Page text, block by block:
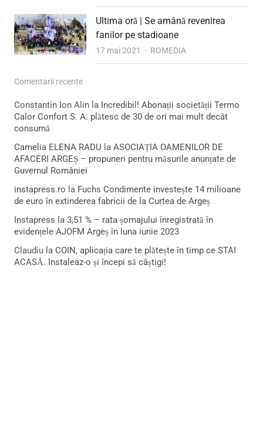
Ultima oră | Se amână revenirea
fanilor pe stadioane
17 mai 2021 Author
ROMEDIA
Comentarii recente
Constantin Ion Alin la Incredibil! Abonații societății Termo
Calor Confort S. A. plătesc de 30 de ori mai mult decât
consumă
Camelia ELENA RADU la ASOCIAȚIA OAMENILOR DE
AFACERI ARGEȘ – propuneri pentru măsurile anunțate de
Guvernul României
instapress.ro la Fuchs Condimente investește 14 milioane
de euro în extinderea fabricii de la Curtea de Argeș
Instapress la 3,51 % – rata șomajului înregistrată în
evidențele AJOFM Argeș în luna iunie 2023
Claudiu la COIN, aplicația care te plătește în timp ce STAI
ACASĂ. Instaleaz-o și începi să câștigi!